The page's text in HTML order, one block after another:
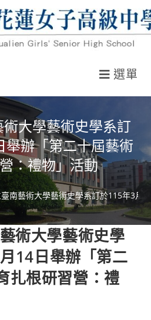
選單
大學藝術史學系訂
辦「第二十屆藝術
：禮物」活動
南藝術大學藝術史學系訂於115年3月
術大學藝術史學
14日舉辦「第二
扎根研習營：禮